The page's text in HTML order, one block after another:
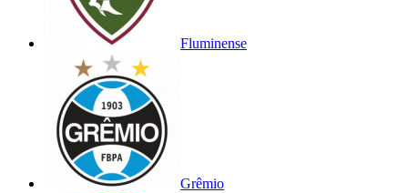
Fluminense
Grêmio